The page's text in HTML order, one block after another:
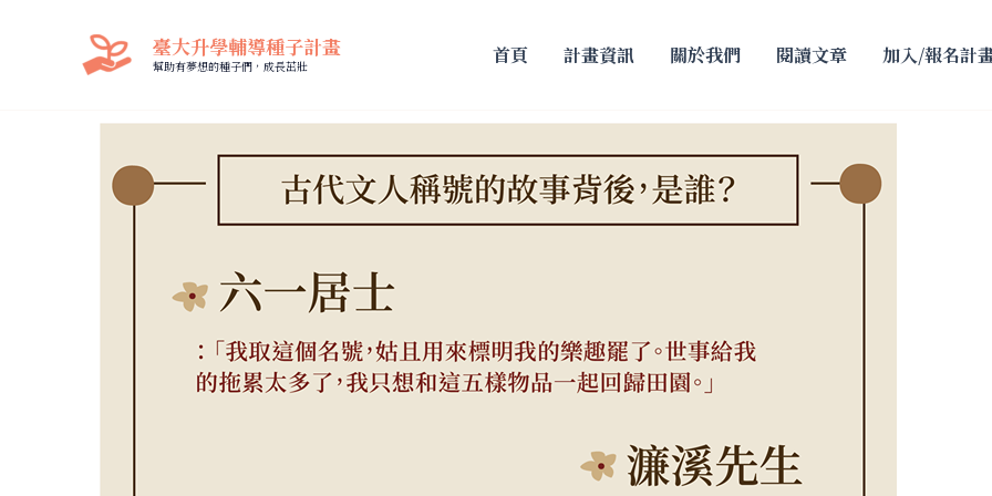
臺大升學輔導種子計畫
幫助有夢想的種子們，成長茁壯 首頁 計畫資訊 關於我們 閱讀文章 加入/報名計
知識文章